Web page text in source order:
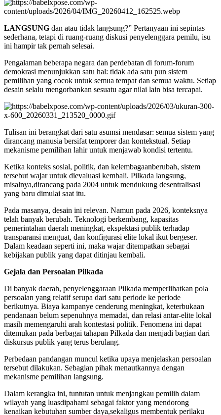
LANGSUNG dan atau tidak langsung?” Pertanyaan ini sepintas
sederhana, tetapi di ruang-ruang diskusi penyelenggara pemilu, isu
ini hampir tak pernah selesai.
Pengalaman beberapa negara dan perdebatan di forum-forum
demokrasi menunjukkan satu hal: tidak ada satu pun sistem
pemilihan yang cocok untuk semua tempat dan semua waktu. Setiap
desain selalu mengorbankan sesuatu agar nilai lain bisa tercapai.
Tulisan ini berangkat dari satu asumsi mendasar: semua sistem yang
dirancang manusia bersifat temporer dan kontekstual. Setiap
mekanisme pemilihan lahir untuk menjawab kondisi tertentu.
Ketika konteks sosial, politik, dan kelembagaanberubah, sistem
tersebut wajar untuk dievaluasi kembali. Pilkada langsung,
misalnya,dirancang pada 2004 untuk mendukung desentralisasi
yang baru dimulai saat itu.
Pada masanya, desain ini relevan. Namun pada 2026, konteksnya
telah banyak berubah. Teknologi berkembang, kapasitas
pemerintahan daerah meningkat, ekspektasi publik terhadap
transparansi menguat, dan konfigurasi elite lokal ikut bergeser.
Dalam keadaan seperti ini, maka wajar ditempatkan sebagai
kebijakan publik yang dapat ditinjau kembali.
Gejala dan Persoalan Pilkada
Di banyak daerah, penyelenggaraan Pilkada memperlihatkan pola
persoalan yang relatif serupa dari satu periode ke periode
berikutnya. Biaya kampanye cenderung meningkat, keterbukaan
pendanaan belum sepenuhnya memadai, dan relasi antar-elite lokal
masih memengaruhi arah kontestasi politik. Fenomena ini dapat
ditemukan pada berbagai tahapan Pilkada dan menjadi bagian dari
diskursus publik yang terus berulang.
Perbedaan pandangan muncul ketika upaya menjelaskan persoalan
tersebut dilakukan. Sebagian pihak menautkannya dengan
mekanisme pemilihan langsung.
Dalam kerangka ini, tuntutan untuk menjangkau pemilih dalam
wilayah yang luasdipahami sebagai faktor yang mendorong
kenaikan kebutuhan sumber daya,sekaligus membentuk perilaku